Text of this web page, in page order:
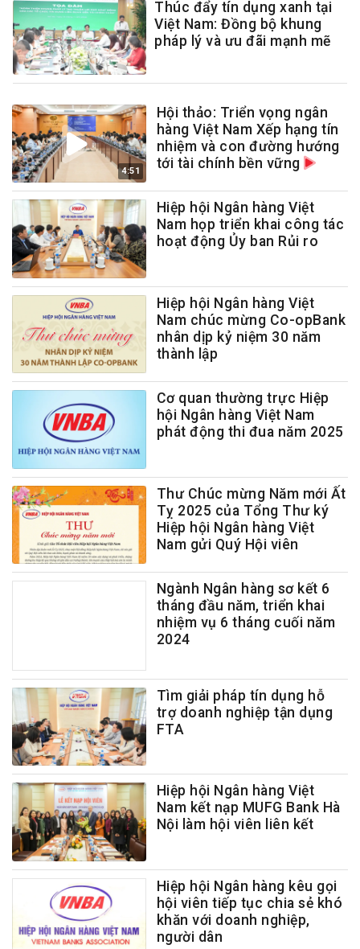
Thúc đẩy tín dụng xanh tại
Việt Nam: Đồng bộ khung
pháp lý và ưu đãi mạnh mẽ
4:51
Hội thảo: Triển vọng ngân
hàng Việt Nam Xếp hạng tín
nhiệm và con đường hướng
tới tài chính bền vững
Hiệp hội Ngân hàng Việt
Nam họp triển khai công tác
hoạt động Ủy ban Rủi ro
Hiệp hội Ngân hàng Việt
Nam chúc mừng Co-opBank
nhân dịp kỷ niệm 30 năm
thành lập
Cơ quan thường trực Hiệp
hội Ngân hàng Việt Nam
phát động thi đua năm 2025
Thư Chúc mừng Năm mới Ất
Tỵ 2025 của Tổng Thư ký
Hiệp hội Ngân hàng Việt
Nam gửi Quý Hội viên
Ngành Ngân hàng sơ kết 6
tháng đầu năm, triển khai
nhiệm vụ 6 tháng cuối năm
2024
Tìm giải pháp tín dụng hỗ
trợ doanh nghiệp tận dụng
FTA
Hiệp hội Ngân hàng Việt
Nam kết nạp MUFG Bank Hà
Nội làm hội viên liên kết
Hiệp hội Ngân hàng kêu gọi
hội viên tiếp tục chia sẻ khó
khăn với doanh nghiệp,
người dân